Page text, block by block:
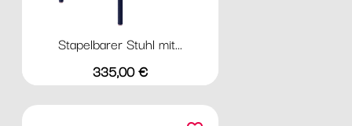
Stapelbarer Stuhl mit...
Preis
335,00 €